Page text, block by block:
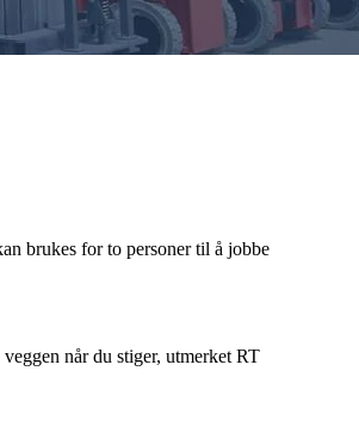
brukes for to personer til å jobbe
når du stiger, utmerket RT